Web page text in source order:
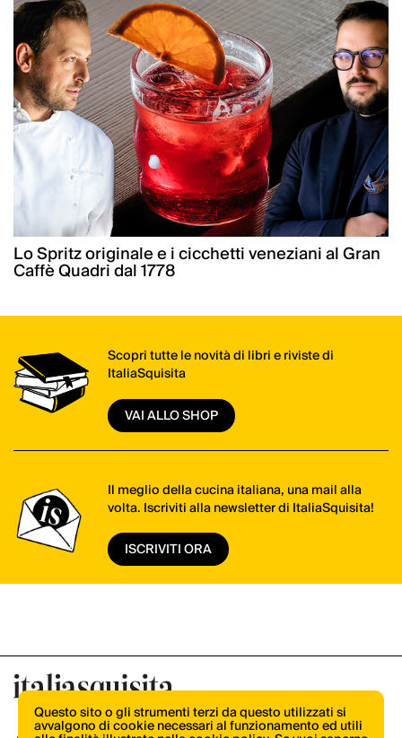
Lo Spritz originale e i cicchetti veneziani al Gran
Caffè Quadri dal 1778
Scopri tutte le novità di libri e riviste di
ItaliaSquisita
VAI ALLO SHOP
Il meglio della cucina italiana, una mail alla
volta. Iscriviti alla newsletter di ItaliaSquisita!
ISCRIVITI ORA
Questo sito o gli strumenti terzi da questo utilizzati si
avvalgono di cookie necessari al funzionamento ed utili